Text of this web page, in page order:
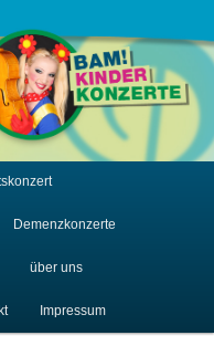
Demenzkonzerte
über uns
Impressum